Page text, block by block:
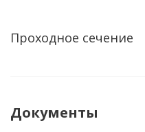
Проходное сечение
Документы